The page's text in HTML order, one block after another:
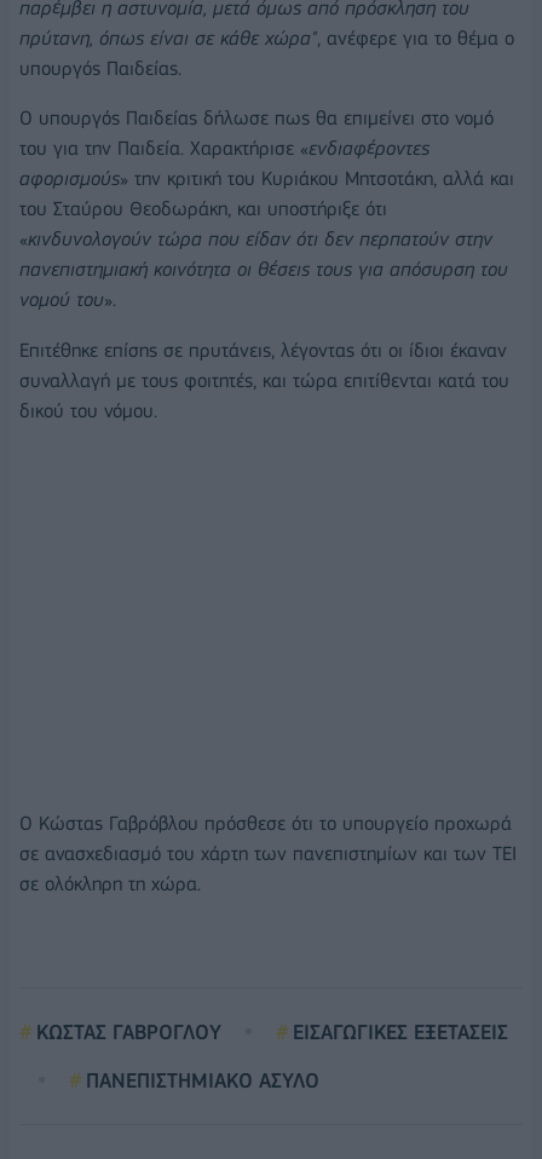
παρέμβει η αστυνομία, μετά όμως από πρόσκληση του
πρύτανη, όπως είναι σε κάθε χώρα" , ανέφερε για το θέμα ο
υπουργός Παιδείας.
Ο υπουργός Παιδείας δήλωσε πως θα επιμείνει στο νομό
του για την Παιδεία. Χαρακτήρισε «ενδιαφέροντες
αφορισμούς» την κριτική του Κυριάκου Μητσοτάκη, αλλά και
του Σταύρου Θεοδωράκη, και υποστήριξε ότι
«κινδυνολογούν τώρα που είδαν ότι δεν περπατούν στην
πανεπιστημιακή κοινότητα οι θέσεις τους για απόσυρση του
νομού του».
Επιτέθηκε επίσης σε πρυτάνεις, λέγοντας ότι οι ίδιοι έκαναν
συναλλαγή με τους φοιτητές, και τώρα επιτίθενται κατά του
δικού του νόμου.
Ο Κώστας Γαβρόβλου πρόσθεσε ότι το υπουργείο προχωρά
σε ανασχεδιασμό του χάρτη των πανεπιστημίων και των ΤΕΙ
σε ολόκληρη τη χώρα.
ΚΩΣΤΑΣ ΓΑΒΡΟΓΛΟΥ
ΕΙΣΑΓΩΓΙΚΕΣ ΕΞΕΤΑΣΕΙΣ
ΠΑΝΕΠΙΣΤΗΜΙΑΚΟ ΑΣΥΛΟ